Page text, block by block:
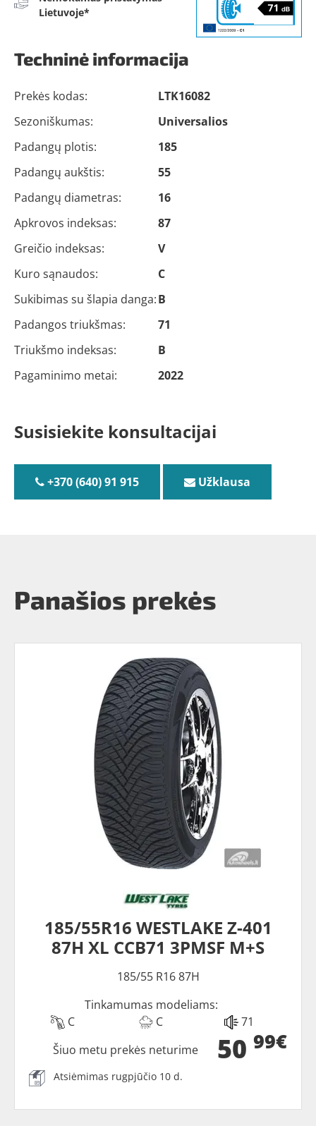
Lietuvoje*
Techninė informacija
Prekės kodas:
LTK16082
Sezoniškumas:
Universalios
Padangų plotis:
185
Padangų aukštis:
55
Padangų diametras:
16
Apkrovos indeksas:
87
Greičio indeksas:
V
Kuro sąnaudos:
C
Sukibimas su šlapia danga:B
Padangos triukšmas:
71
Triukšmo indeksas:
B
Pagaminimo metai:
2022
Susisiekite konsultacijai
+370 (640) 91 915 Užklausa
Panašios prekės
185/55R16 WESTLAKE Z-401
87H XL CCB71 3PMSF M+S
185/55 R16 87H
Tinkamumas modeliams:
C
C 71
50 99€
Šiuo metu prekės neturime
Atsiėmimas rugpjūčio 10 d.